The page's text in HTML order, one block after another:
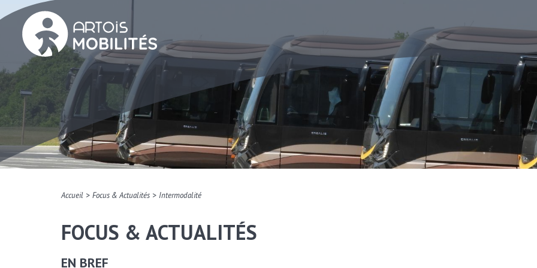
Accueil > Focus & Actualités > Intermodalité
FOCUS & ACTUALITÉS
EN BREF